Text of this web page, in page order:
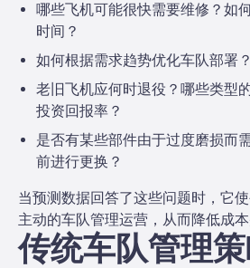
哪些飞机可能很快需要维修？如
时间？
如何根据需求趋势优化车队部署？
老旧飞机应何时退役？哪些类型
投资回报率？
是否有某些部件由于过度磨损而
前进行更换？
当预测数据回答了这些问题时，它
主动的车队管理运营，从而降低成本
传统车队管理